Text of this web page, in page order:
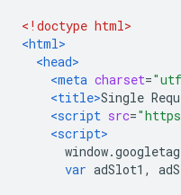
<!doctype html>
<html>
<head>
<meta charset=
<title>Single
<script src=
<script>
window.googletag
var adSlot1 ,